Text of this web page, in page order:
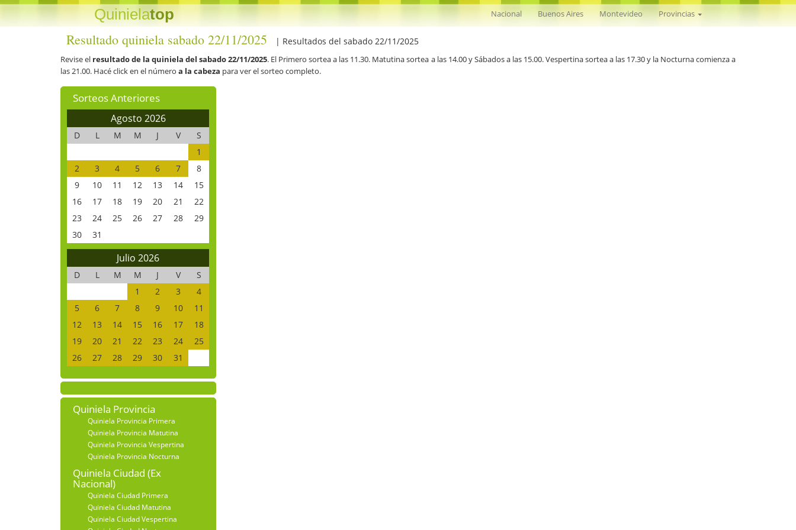
Quinielatop Nacional Buenos Aires Montevideo Provincias
Resultado quiniela sabado 22/11/2025 | Resultados del sabado 22/11/2025
Revise el resultado de la quiniela del sabado 22/11/2025. El Primero sortea a las 11.30. Matutina sortea a las 14.00 y Sábados a las 15.00. Vespertina sortea a las 17.30 y la Nocturna comienza a
las 21.00. Hacé click en el número a la cabeza para ver el sorteo completo.
Sorteos Anteriores
Agosto 2026
D L M M J V
S
1
2
3 4 5 6 7
8
9
10 11 12 13 14
15
16
17 18 19 20 21
22
23
24 25 26 27 28
29
30
31
Julio 2026
D L M M J V
S
1
2 3
4
5
6 7 8 9 10
11
12
13 14 15 16 17
18
19
20 21 22 23 24
25
26
27 28 29 30 31
Quiniela Provincia
Quiniela Provincia Primera
Quiniela Provincia Matutina
Quiniela Provincia Vespertina
Quiniela Provincia Nocturna
Quiniela Ciudad (Ex
Nacional)
Quiniela Ciudad Primera
Quiniela Ciudad Matutina
Quiniela Ciudad Vespertina